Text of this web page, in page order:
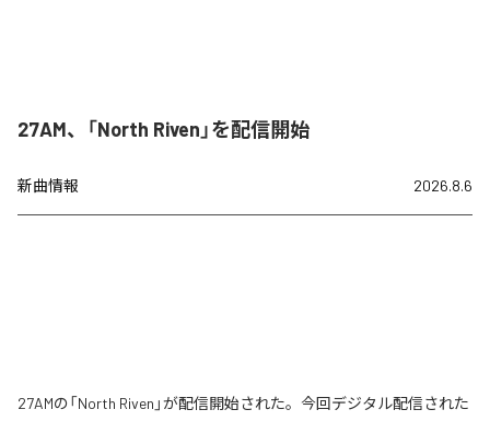
27AM、「North Riven」を配信開始
新曲情報 2026.8.6
27AMの「North Riven」が配信開始された。今回デジタル配信された